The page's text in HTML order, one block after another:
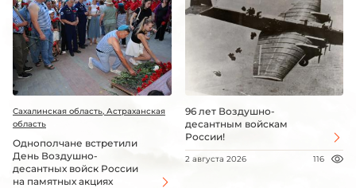
Сахалинская область, Астраханская
область
Однополчане встретили
День Воздушно-
десантных войск России
на памятных акциях
96 лет Воздушно-
десантным войскам
России!
2 августа 2026 116